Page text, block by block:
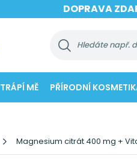
DOPRAVA
TRÁPÍ MĚ PŘÍRODNÍ
Magnesium citrát 400 mg +